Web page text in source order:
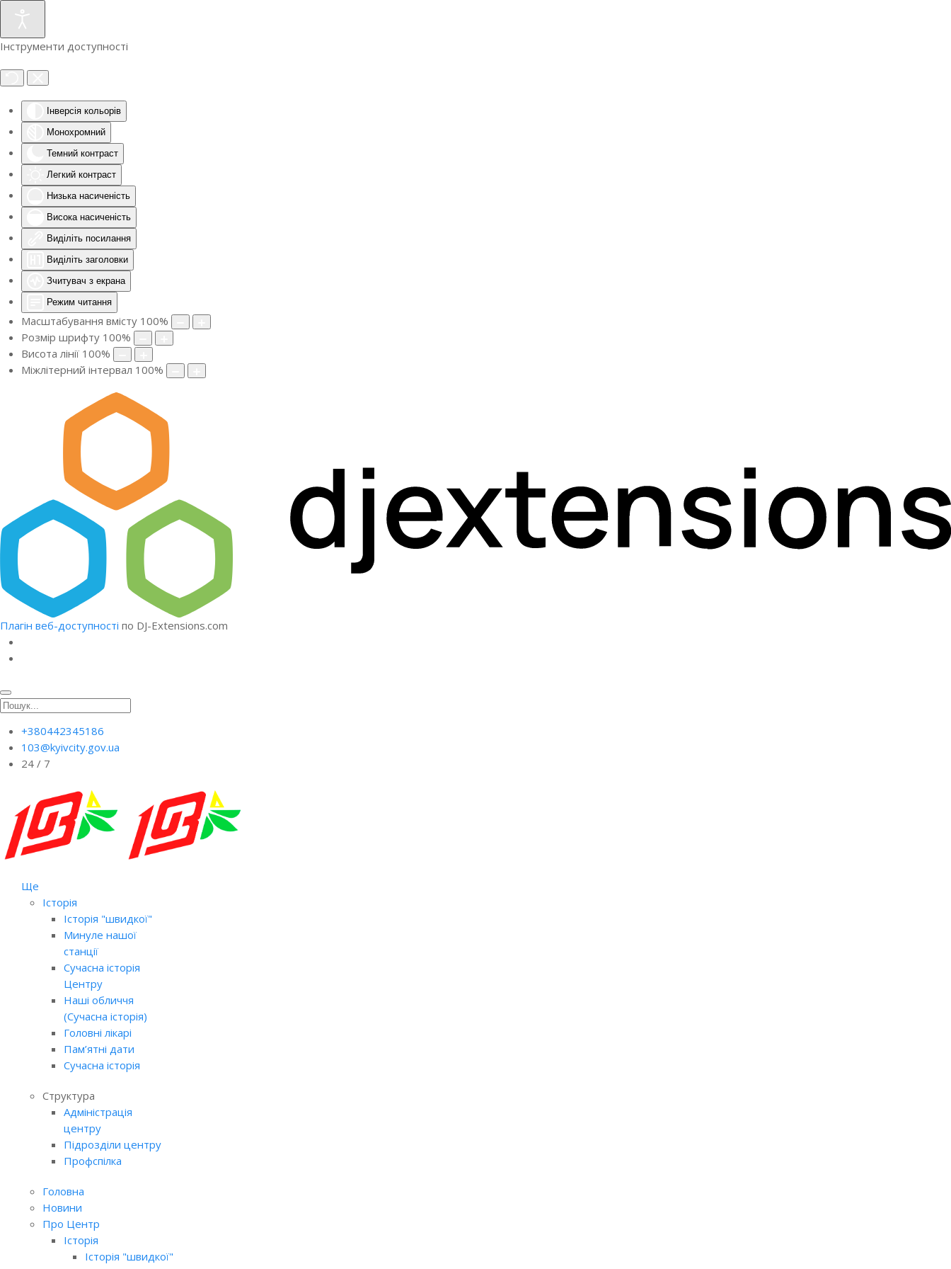
Інструменти доступності
Інверсія кольорів
Монохромний
Темний контраст
Легкий контраст
Низька насиченість
Висока насиченість
Виділіть посилання
Виділіть заголовки
Зчитувач з екрана
Режим читання
Масштабування вмісту 100%
Розмір шрифту 100%
Висота лінії 100%
Міжлітерний інтервал 100%
Плагін веб-доступності по DJ-Extensions.com
+380442345186
103@kyivcity.gov.ua
24 / 7
Ще
Історія
Історія "швидкої"
Минуле нашої
станції
Сучасна історія
Центру
Наші обличчя
(Сучасна історія)
Головні лікарі
Пам’ятні дати
Сучасна історія
Структура
Адміністрація
центру
Підрозділи центру
Профспілка
Головна
Новини
Про Центр
Історія
Історія "швидкої"